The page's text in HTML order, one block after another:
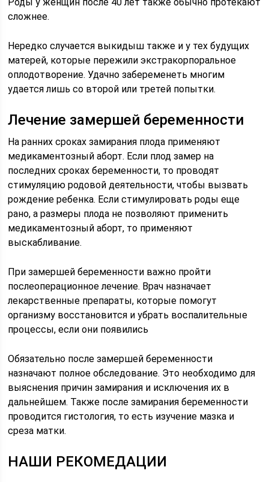
сложнее.
Нередко случается выкидыш также и у тех будущих
матерей, которые пережили экстракорпоральное
оплодотворение. Удачно забеременеть многим
удается лишь со второй или третей попытки.
Лечение замершей беременности
На ранних сроках замирания плода применяют
медикаментозный аборт. Если плод замер на
последних сроках беременности, то проводят
стимуляцию родовой деятельности, чтобы вызвать
рождение ребенка. Если стимулировать роды еще
рано, а размеры плода не позволяют применить
медикаментозный аборт, то применяют
выскабливание.
При замершей беременности важно пройти
послеоперационное лечение. Врач назначает
лекарственные препараты, которые помогут
организму восстановится и убрать воспалительные
процессы, если они появились
Обязательно после замершей беременности
назначают полное обследование. Это необходимо для
выяснения причин замирания и исключения их в
дальнейшем. Также после замирания беременности
проводится гистология, то есть изучение мазка и
среза матки.
НАШИ РЕКОМЕДАЦИИ